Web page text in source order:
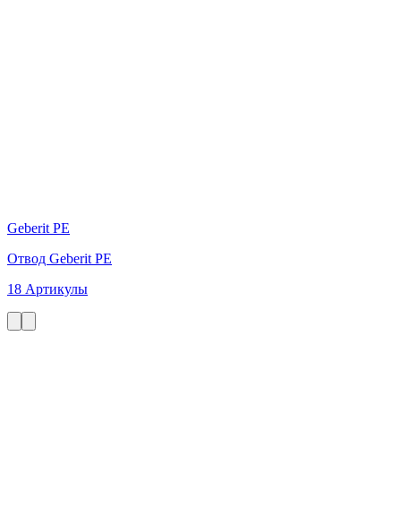
Geberit PE
Отвод Geberit PE
18 Артикулы